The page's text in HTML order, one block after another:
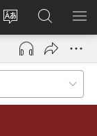
Ganti
basa
situs
Mlebu
(opens
window)
Golèk
JW.ORG